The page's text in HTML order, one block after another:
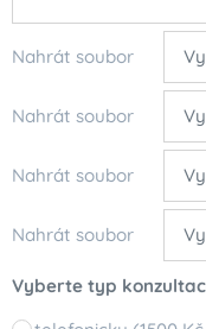
Nahrát soubor
Nahrát soubor
Nahrát soubor
Nahrát soubor
Vyberte typ